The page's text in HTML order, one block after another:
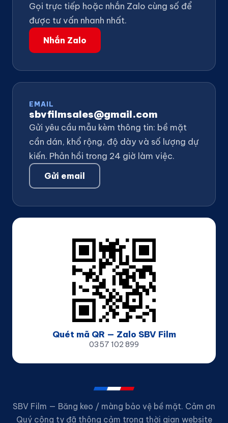
Gọi trực tiếp hoặc nhắn Zalo cùng số để
được tư vấn nhanh nhất.
Nhắn Zalo
EMAIL
sbvfilmsales@gmail.com
Gửi yêu cầu mẫu kèm thông tin: bề mặt
cần dán, khổ rộng, độ dày và số lượng dự
kiến. Phản hồi trong 24 giờ làm việc.
Gửi email
Quét mã QR — Zalo SBV Film
0357 102 899
SBV Film — Băng keo / màng bảo vệ bề mặt. Cảm ơn
Quý công ty đã thông cảm trong thời gian website